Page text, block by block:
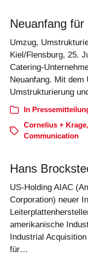
Neuanfang
Umzug,
Kiel/Flensburg, 25.
Catering-
Neuanfang. Mit dem
Umstrukturierung
In
Cornelius + Krage,
Communication
Hans
US-Holding AIAC
Corporation) neuer
amerikanische
Industrial
für…